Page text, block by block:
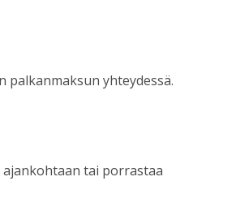
palkanmaksun yhteydessä.
tai porrastaa